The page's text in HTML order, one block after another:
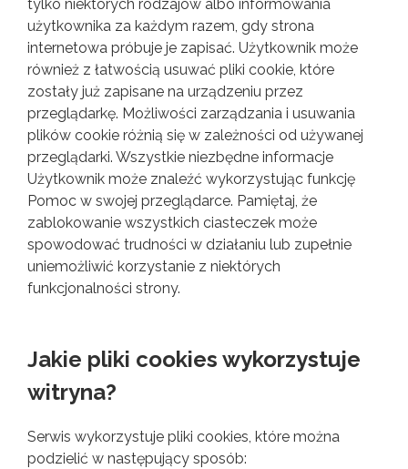
tylko niektórych rodzajów albo informowania
użytkownika za każdym razem, gdy strona
internetowa próbuje je zapisać. Użytkownik może
również z łatwością usuwać pliki cookie, które
zostały już zapisane na urządzeniu przez
przeglądarkę. Możliwości zarządzania i usuwania
plików cookie różnią się w zależności od używanej
przeglądarki. Wszystkie niezbędne informacje
Użytkownik może znaleźć wykorzystując funkcję
Pomoc w swojej przeglądarce. Pamiętaj, że
zablokowanie wszystkich ciasteczek może
spowodować trudności w działaniu lub zupełnie
uniemożliwić korzystanie z niektórych
funkcjonalności strony.
Jakie pliki cookies wykorzystuje
witryna?
Serwis wykorzystuje pliki cookies, które można
podzielić w następujący sposób: